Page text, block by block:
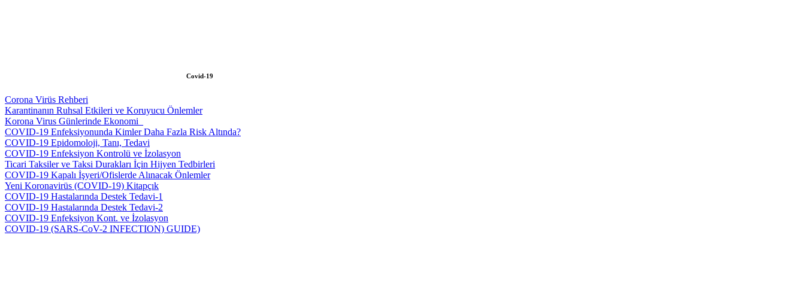
Covid-19
Corona Virüs Rehberi
Karantinanın Ruhsal Etkileri ve Koruyucu Önlemler
Korona Virus Günlerinde Ekonomi_
COVID-19 Enfeksiyonunda Kimler Daha Fazla Risk Altında?
COVID-19 Epidomoloji, Tanı, Tedavi
COVID-19 Enfeksiyon Kontrolü ve İzolasyon
Ticari Taksiler ve Taksi Durakları İçin Hijyen Tedbirleri
COVID-19 Kapalı İşyeri/Ofislerde Alınacak Önlemler
Yeni Koronavirüs (COVID-19) Kitapçık
COVID-19 Hastalarında Destek Tedavi-1
COVID-19 Hastalarında Destek Tedavi-2
COVID-19 Enfeksiyon Kont. ve İzolasyon
COVID-19 (SARS-CoV-2 INFECTION) GUIDE)